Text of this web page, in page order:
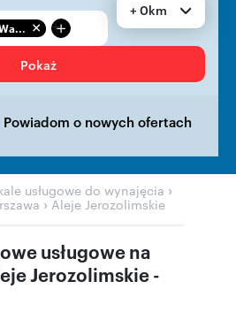
+
+ 0km
Pokaż
Powiadom o nowych ofertach
usługowe do wynajęcia ›
›Aleje Jerozolimskie
usługowe na
Jerozolimskie -